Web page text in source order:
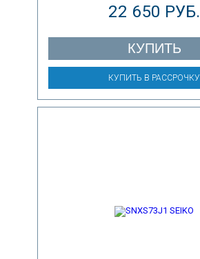
22 650 РУБ.
КУПИТЬ
КУПИТЬ В РАССРОЧКУ